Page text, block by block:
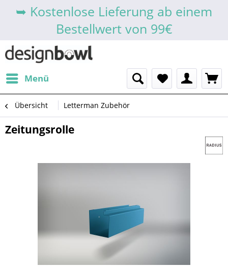
➥ Kostenlose Lieferung ab einem
Bestellwert von 99€
Menü
Übersicht Letterman Zubehör
Zeitungsrolle